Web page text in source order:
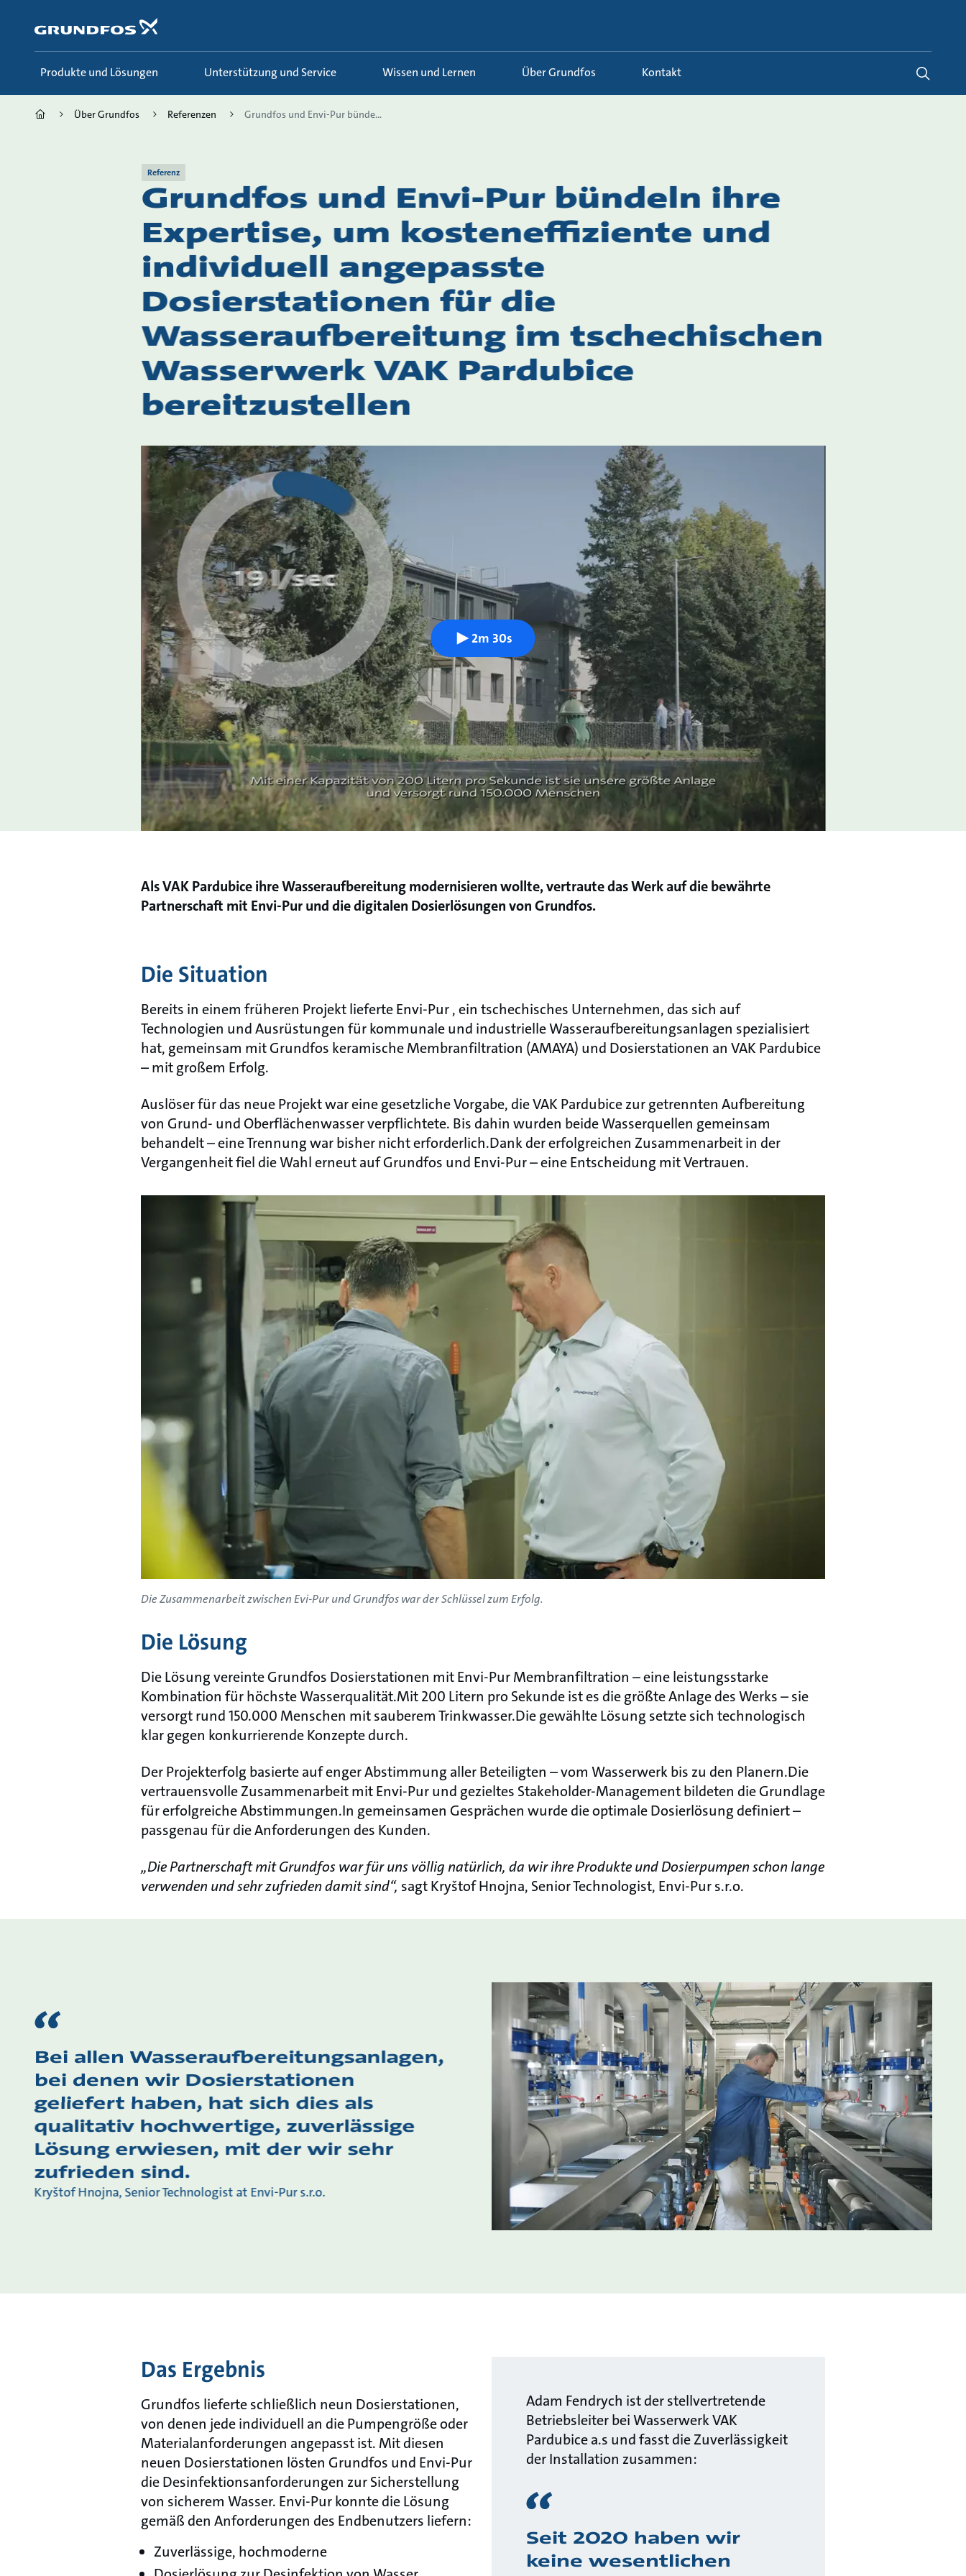
springen
Produkte und Lösungen Unterstützung und Service Wissen und Lernen Über Grundfos Kontakt
Über Grundfos Referenzen Grundfos und Envi-Pur bünde...
Referenz
Grundfos und Envi-Pur bündeln ihre
Expertise, um kosteneffiziente und
individuell angepasste
Dosierstationen für die
Wasseraufbereitung im tschechischen
Wasserwerk VAK Pardubice
bereitzustellen
2m 30s
Als VAK Pardubice ihre Wasseraufbereitung modernisieren wollte, vertraute das Werk auf die bewährte
Partnerschaft mit Envi-Pur und die digitalen Dosierlösungen von Grundfos.
Die Situation
Bereits in einem früheren Projekt lieferte Envi-Pur , ein tschechisches Unternehmen, das sich auf
Technologien und Ausrüstungen für kommunale und industrielle Wasseraufbereitungsanlagen spezialisiert
hat, gemeinsam mit Grundfos keramische Membranfiltration (AMAYA) und Dosierstationen an VAK Pardubice
– mit großem Erfolg.
Auslöser für das neue Projekt war eine gesetzliche Vorgabe, die VAK Pardubice zur getrennten Aufbereitung
von Grund- und Oberflächenwasser verpflichtete. Bis dahin wurden beide Wasserquellen gemeinsam
behandelt – eine Trennung war bisher nicht erforderlich.Dank der erfolgreichen Zusammenarbeit in der
Vergangenheit fiel die Wahl erneut auf Grundfos und Envi-Pur – eine Entscheidung mit Vertrauen.
Die Zusammenarbeit zwischen Evi-Pur und Grundfos war der Schlüssel zum Erfolg.
Die Lösung
Die Lösung vereinte Grundfos Dosierstationen mit Envi-Pur Membranfiltration – eine leistungsstarke
Kombination für höchste Wasserqualität.Mit 200 Litern pro Sekunde ist es die größte Anlage des Werks – sie
versorgt rund 150.000 Menschen mit sauberem Trinkwasser.Die gewählte Lösung setzte sich technologisch
klar gegen konkurrierende Konzepte durch.
Der Projekterfolg basierte auf enger Abstimmung aller Beteiligten – vom Wasserwerk bis zu den Planern.Die
vertrauensvolle Zusammenarbeit mit Envi-Pur und gezieltes Stakeholder-Management bildeten die Grundlage
für erfolgreiche Abstimmungen.In gemeinsamen Gesprächen wurde die optimale Dosierlösung definiert –
passgenau für die Anforderungen des Kunden.
„Die Partnerschaft mit Grundfos war für uns völlig natürlich, da wir ihre Produkte und Dosierpumpen schon lange
verwenden und sehr zufrieden damit sind“, sagt Kryštof Hnojna, Senior Technologist, Envi-Pur s.r.o.
Bei allen Wasseraufbereitungsanlagen,
bei denen wir Dosierstationen
geliefert haben, hat sich dies als
qualitativ hochwertige, zuverlässige
Lösung erwiesen, mit der wir sehr
zufrieden sind.
Kryštof Hnojna, Senior Technologist at Envi-Pur s.r.o.
Adam Fendrych ist der stellvertretende
Betriebsleiter bei Wasserwerk VAK
Pardubice a.s und fasst die Zuverlässigkeit
der Installation zusammen:
Seit 2020 haben wir
keine wesentlichen
Das Ergebnis
Grundfos lieferte schließlich neun Dosierstationen,
von denen jede individuell an die Pumpengröße oder
Materialanforderungen angepasst ist. Mit diesen
neuen Dosierstationen lösten Grundfos und Envi-Pur
die Desinfektionsanforderungen zur Sicherstellung
von sicherem Wasser. Envi-Pur konnte die Lösung
gemäß den Anforderungen des Endbenutzers liefern:
Zuverlässige, hochmoderne